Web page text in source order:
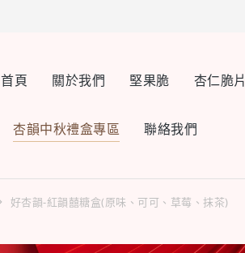
首頁 關於我們 堅果脆 杏仁脆片
杏韻中秋禮盒專區 聯絡我們
好杏韻-紅韻囍糖盒(原味、可可、草莓、抹茶)